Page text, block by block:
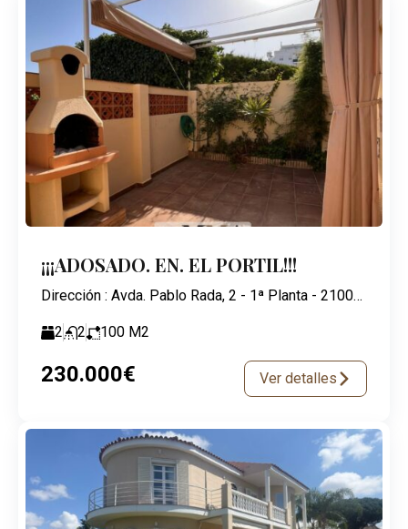
¡¡¡ADOSADO. EN. EL PORTIL!!!
Dirección : Avda. Pablo Rada, 2 - 1ª Planta - 21003 Huelva
2 2 100 M2
230.000€ Ver detalles